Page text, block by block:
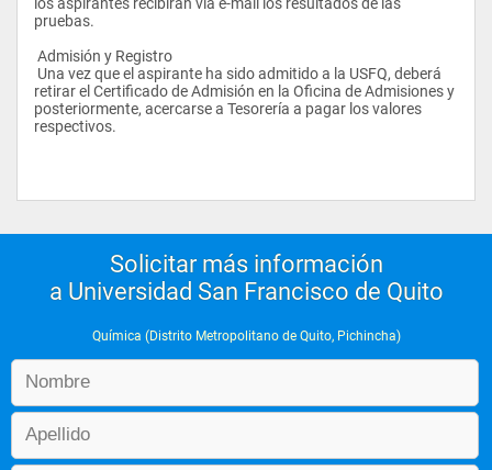
pruebas.
Admisión y Registro
retirar el Certificado de Admisión en la Oficina de Admisiones y
posteriormente, acercarse a Tesorería a pagar los valores
respectivos.
Solicitar más información
a Universidad San Francisco de Quito
Química (Distrito Metropolitano de Quito, Pichincha)